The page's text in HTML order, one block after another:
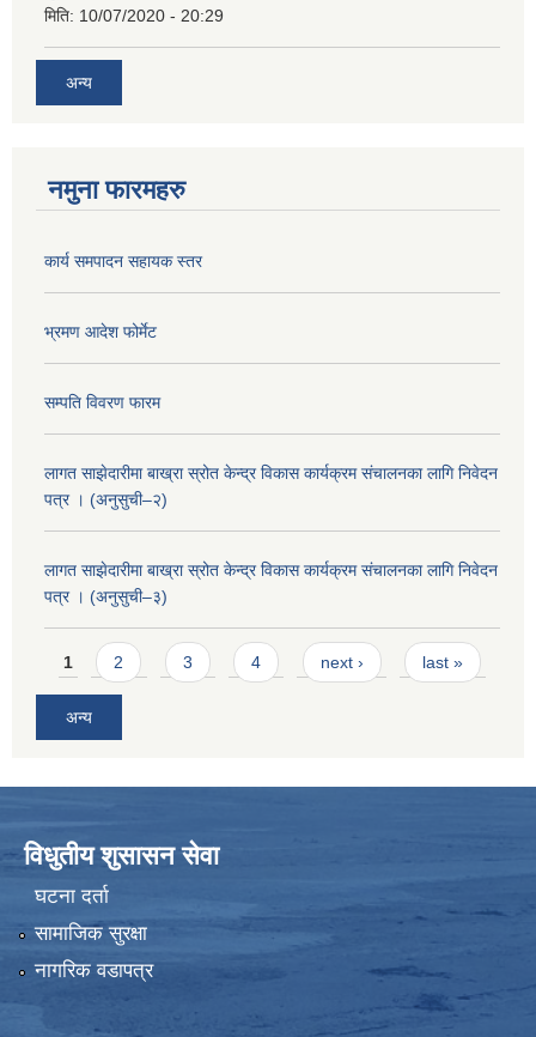
मिति: 10/07/2020 - 20:29
अन्य
नमुना फारमहरु
कार्य समपादन सहायक स्तर
भ्रमण आदेश फोर्मेट
सम्पति विवरण फारम
लागत साझेदारीमा बाख्रा स्रोत केन्द्र विकास कार्यक्रम संचालनका लागि निवेदन
पत्र । (अनुसुची–२)
लागत साझेदारीमा बाख्रा स्रोत केन्द्र विकास कार्यक्रम संचालनका लागि निवेदन
पत्र । (अनुसुची–३)
Pages
1 2 3 4 next › last »
अन्य
विधुतीय शुसासन सेवा
घटना दर्ता
सामाजिक सुरक्षा
नागरिक वडापत्र